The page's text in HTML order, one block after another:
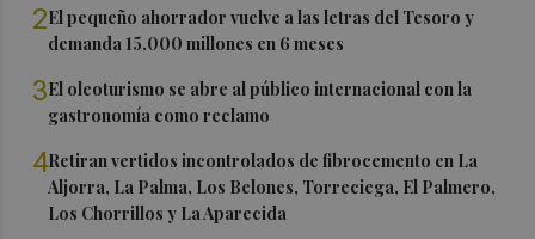
2El pequeño ahorrador vuelve a las letras del Tesoro y
demanda 15.000 millones en 6 meses
3El oleoturismo se abre al público internacional con la
gastronomía como reclamo
4Retiran vertidos incontrolados de fibrocemento en La
Aljorra, La Palma, Los Belones, Torreciega, El Palmero,
Los Chorrillos y La Aparecida